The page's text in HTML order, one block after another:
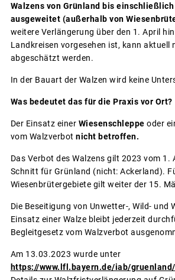
Walzens von Grünland bis einschließlich
ausgeweitet (außerhalb von
weitere Verlängerung über den 1. April
Landkreisen vorgesehen ist, kann aktuell
abgeschätzt werden.
In der Bauart der Walzen wird keine
Was bedeutet das für die Praxis vor Ort?
Der Einsatz einer Wiesenschleppe oder
vom Walzverbot nicht betroffen.
Das Verbot des Walzens gilt 2023 vom 1.
Schnitt für Grünland (nicht: Ackerland).
Wiesenbrütergebiete gilt weiter der 15.
Die Beseitigung von Unwetter-, Wild- und
Einsatz einer Walze bleibt jederzeit
Begleitgesetz vom Walzverbot
Am 13.03.2023 wurde unter
https://www.lfl.bayern.de/iab/